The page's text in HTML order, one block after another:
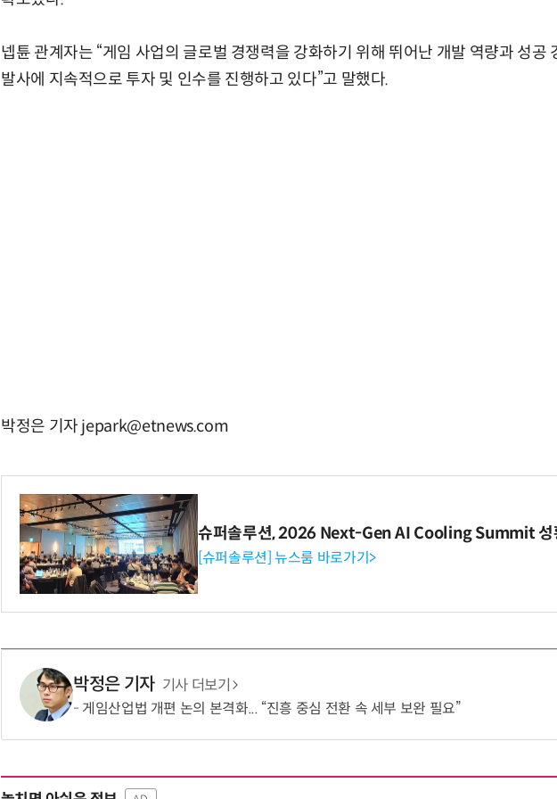
넵튠 관계자는 “게임 사업의 글로벌 경쟁력을 강화하기 위해 뛰어난 개발 역량과 성공
발사에 지속적으로 투자 및 인수를 진행하고 있다”고 말했다.
박정은 기자 jepark@etnews.com
슈퍼솔루션, 2026 Next-Gen AI Cooling Summit 성
[슈퍼솔루션] 뉴스룸 바로가기>
박정은 기자 기사 더보기
게임산업법 개편 논의 본격화... “진흥 중심 전환 속 세부 보완 필요”